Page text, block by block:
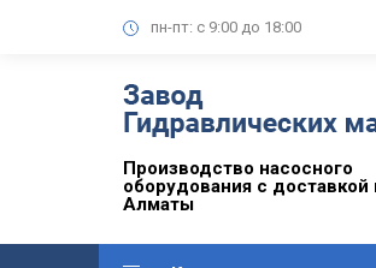
пн-пт: с 9:00 до 18:00
Производство насосного
оборудования с доставкой
Алматы